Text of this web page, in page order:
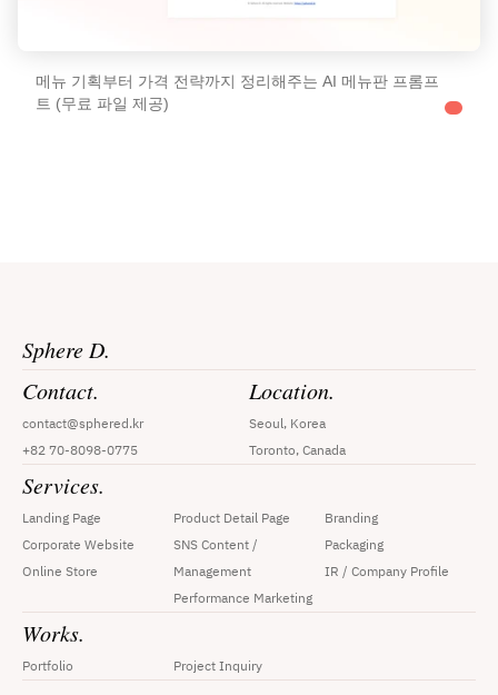
메뉴 기획부터 가격 전략까지 정리해주는 AI 메뉴판 프롬프
트 (무료 파일 제공)
Sphere D.
Contact.
contact@sphered.kr
+82 70-8098-0775
Location.
Seoul, Korea
Toronto, Canada
Services.
Branding
Packaging
IR / Company Profile
Landing Page
Corporate Website
Online Store
Product Detail Page
SNS Content /
Management
Performance Marketing
Works.
Portfolio Project Inquiry